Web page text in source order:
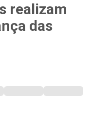
realizam
das